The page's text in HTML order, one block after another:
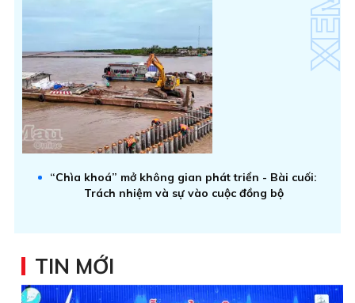
“Chìa khoá” mở không gian phát triển - Bài cuối:
Trách nhiệm và sự vào cuộc đồng bộ
TIN MỚI